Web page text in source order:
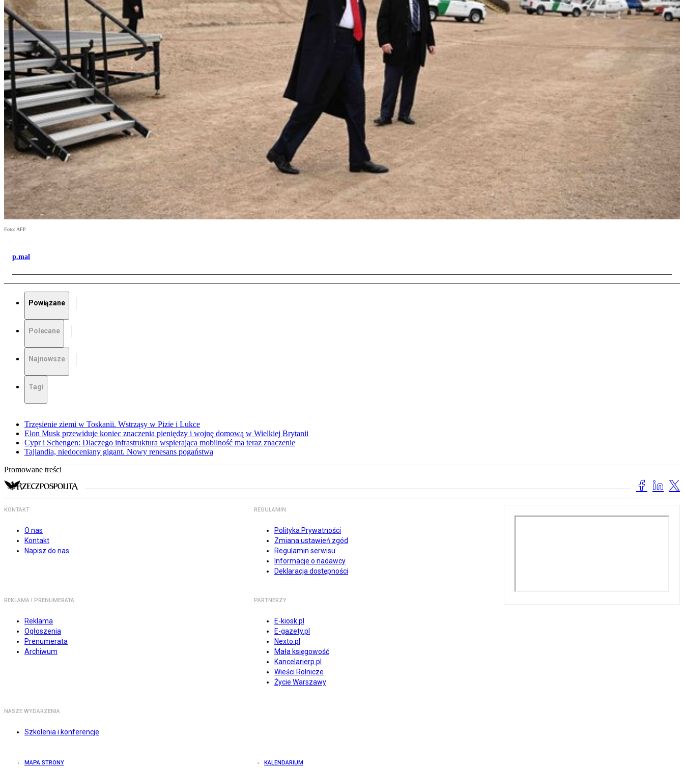
Foto: AFP
p.mal
Powiązane
Polecane
Najnowsze
Tagi
Trzęsienie ziemi w Toskanii. Wstrząsy w Pizie i Lukce
Elon Musk przewiduje koniec znaczenia pieniędzy i wojnę domową w Wielkiej Brytanii
Cypr i Schengen: Dlaczego infrastruktura wspierająca mobilność ma teraz znaczenie
Tajlandia, niedoceniany gigant. Nowy renesans pogaństwa
Promowane treści
KONTAKT
O nas
Kontakt
Napisz do nas
REGULAMIN
Polityka Prywatności
Zmiana ustawień zgód
Regulamin serwisu
Informacje o nadawcy
Deklaracja dostępności
REKLAMA I PRENUMERATA
Reklama
Ogłoszenia
Prenumerata
Archiwum
PARTNERZY
E-kiosk.pl
E-gazety.pl
Nexto.pl
Mała księgowość
Kancelarierp.pl
Wieści Rolnicze
Życie Warszawy
NASZE WYDARZENIA
Szkolenia i konferencje
MAPA STRONY KALENDARIUM